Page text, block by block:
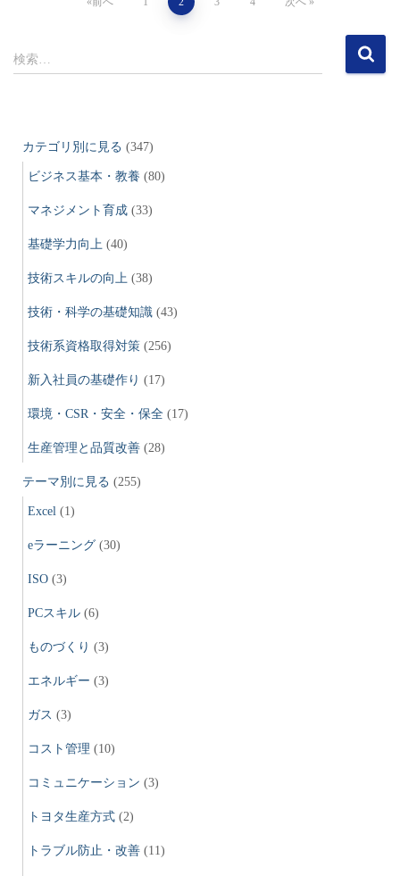
稿
ー
ジ
送
り
検
索
検索…
カテゴリ別に見る (347)
ビジネス基本・教養 (80)
マネジメント育成 (33)
基礎学力向上 (40)
技術スキルの向上 (38)
技術・科学の基礎知識 (43)
技術系資格取得対策 (256)
新入社員の基礎作り (17)
環境・CSR・安全・保全 (17)
生産管理と品質改善 (28)
テーマ別に見る (255)
Excel (1)
eラーニング (30)
ISO (3)
PCスキル (6)
ものづくり (3)
エネルギー (3)
ガス (3)
コスト管理 (10)
コミュニケーション (3)
トヨタ生産方式 (2)
トラブル防止・改善 (11)